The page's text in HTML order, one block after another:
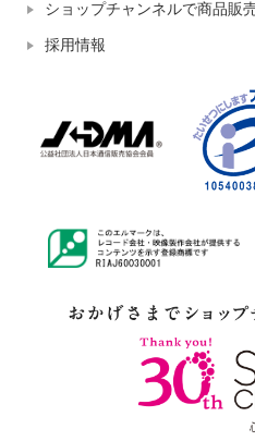
チェンジ 潤いに満ちたハリ肌へ
導く ジェミークリスタル ロー
ショップチャンネルで商品販
採用情報